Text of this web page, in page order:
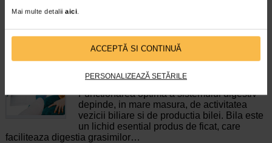
Mai multe detalii aici.
ACCEPTĂ SI CONTINUĂ
PERSONALIZEAZĂ SETĂRILE
ARTICOLE RECOMANDATE
Deficit de bila: cauze si factori de risc, simptome,
tratamente si preventie
Functionarea optima a sistemului digestiv
depinde, in mare masura, de activitatea
vezicii biliare si de productia bilei. Bila este
un lichid esential produs de ficat, care
faciliteaza digestia grasimilor…